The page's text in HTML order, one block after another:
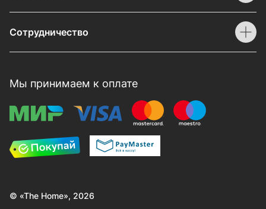
Сотрудничество
Мы принимаем к оплате
© «The Home», 2026